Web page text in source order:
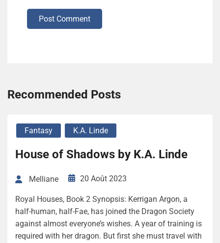
Post Comment
Recommended Posts
Fantasy K.A. Linde
House of Shadows by K.A. Linde
Melliane 20 Août 2023
Royal Houses, Book 2 Synopsis: Kerrigan Argon, a
half-human, half-Fae, has joined the Dragon Society
against almost everyone’s wishes. A year of training is
required with her dragon. But first she must travel with